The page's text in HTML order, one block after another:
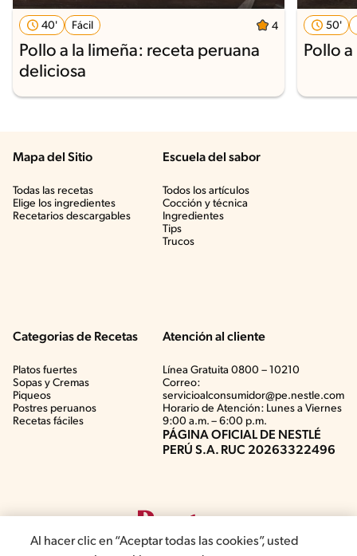
40' Fácil 4
Pollo a la limeña: receta peruana
deliciosa
50'
Pollo a
Mapa del Sitio
Todas las recetas
Elige los ingredientes
Recetarios descargables
Escuela del sabor
Todos los artículos
Cocción y técnica
Ingredientes
Tips
Trucos
Categorias de Recetas
Platos fuertes
Sopas y Cremas
Piqueos
Postres peruanos
Recetas fáciles
Atención al cliente
Línea Gratuita 0800 – 10210
Correo:
servicioalconsumidor@pe.nestle.com
Horario de Atención: Lunes a Viernes
9:00 a.m. – 6:00 p.m.
PÁGINA OFICIAL DE NESTLÉ
PERÚ S.A. RUC 20263322496
Al hacer clic en “Aceptar todas las cookies”, usted